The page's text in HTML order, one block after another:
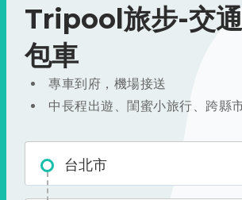
Tripool旅步-交
包車
專車到府，機場接送
中長程出遊、閨蜜小旅行、跨縣
台北市